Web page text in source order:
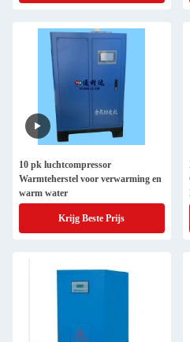
10 pk luchtcompressor
Warmteherstel voor verwarming en
warm water
Krijg Beste Prijs